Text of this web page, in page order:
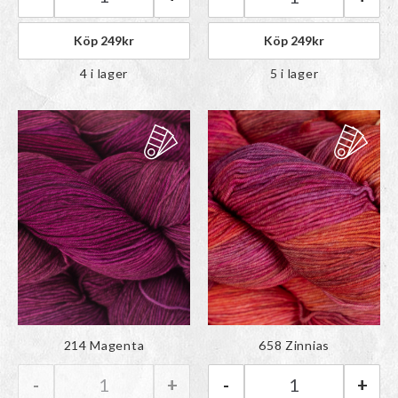
Malabrigo Ultimate Sock | 611 Ravelry Red
Köp 249kr
4 i lager
Malabrigo
Köp 249kr
5 i lager
Färgen har lagts till i
paletten
Malabrigo Ultimate Sock | 214 Magenta mängd
- +
214 Magenta
Färgen har lagts till i
paletten
Malabrigo
- +
658 Zinnias